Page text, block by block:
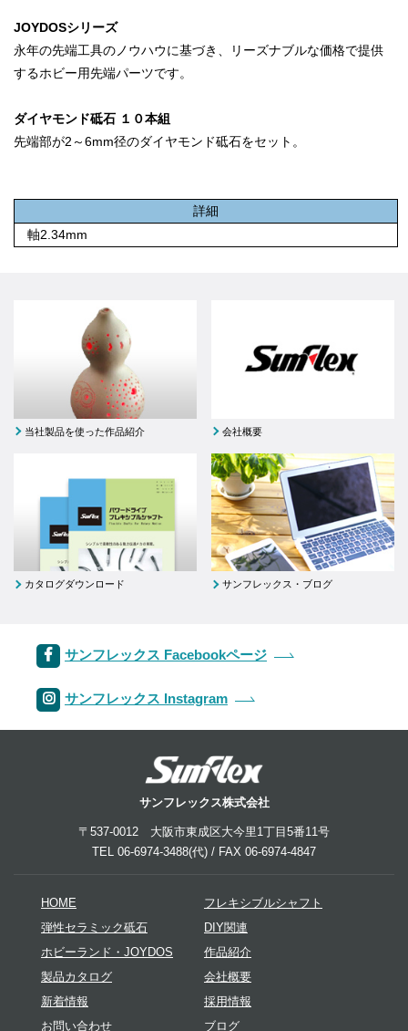
JOYDOSシリーズ
永年の先端工具のノウハウに基づき、リーズナブルな価格で提供
するホビー用先端パーツです。
ダイヤモンド砥石 １０本組
先端部が2～6mm径のダイヤモンド砥石をセット。
詳細
軸2.34mm
当社製品を使った作品紹介 会社概要
カタログダウンロード サンフレックス・ブログ
サンフレックス Facebookページ
サンフレックス Instagram
サンフレックス株式会社
〒537-0012 大阪市東成区大今里1丁目5番11号
TEL 06-6974-3488(代) / FAX 06-6974-4847
HOME
フレキシブルシャフト
弾性セラミック砥石
DIY関連
ホビーランド・JOYDOS
作品紹介
製品カタログ
会社概要
新着情報
採用情報
お問い合わせ
ブログ